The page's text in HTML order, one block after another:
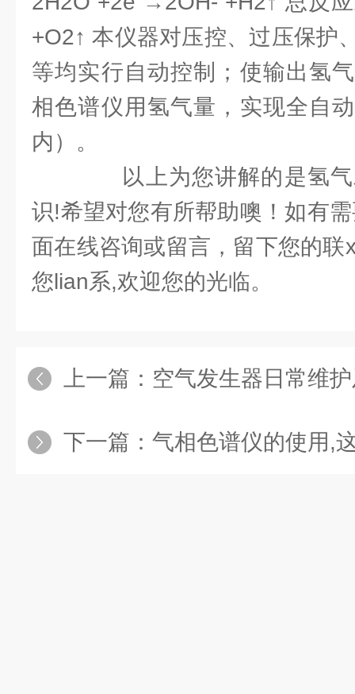
+O2↑ 本仪器对压控、过压保护
等均实行自动控制；使输出氢
相色谱仪用氢气量，实现全自
内）。
以上为您讲解的是氢气
识!希望对您有所帮助噢！如有
面在线咨询或留言，留下您的联
您lian系,欢迎您的光临。
上一篇： 空气发生器日常维
下一篇： 气相色谱仪的使用,